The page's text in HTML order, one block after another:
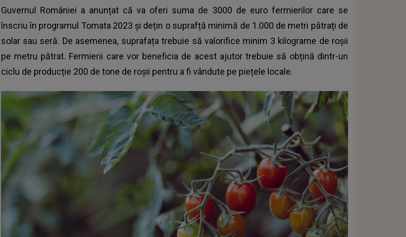
Guvernul României a anunțat că va oferi suma de 3000 de euro fermierilor care se
înscriu în programul Tomata 2023 și dețin o suprafță minimă de 1.000 de metri pătrați de
solar sau seră. De asemenea, suprafața trebuie să valorifice minim 3 kilograme de roșii
pe metru pătrat. Fermierii care vor beneficia de acest ajutor trebuie să obțină dintr-un
ciclu de producție 200 de tone de roșii pentru a fi vândute pe piețele locale.